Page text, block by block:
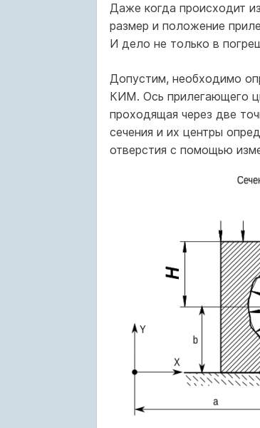
Даже когда происходит
размер и положение
И дело не только в
Допустим, необходимо
КИМ. Ось прилегающего
проходящая через две
сечения и их центры
отверстия с помощью